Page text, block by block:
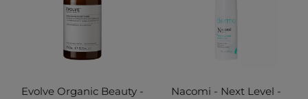
Evolve Organic Beauty -
Nacomi - Next Level -